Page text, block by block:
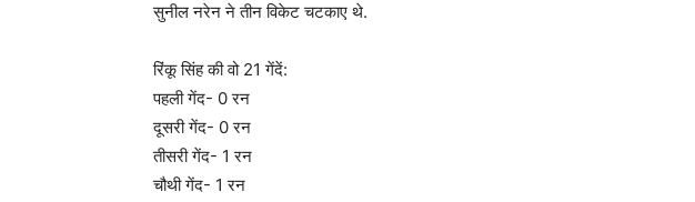
सुनील नरेन ने तीन विकेट चटकाए थे.
रिंकू सिंह की वो 21 गेंदें:
पहली गेंद- 0 रन
दूसरी गेंद- 0 रन
तीसरी गेंद- 1 रन
चौथी गेंद- 1 रन